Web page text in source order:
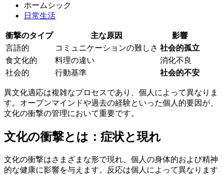
ホームシック
日常生活
衝撃のタイプ 主な原因
影響
言語的
コミュニケーションの難しさ 社会的孤立
食文化的
料理の違い
消化不良
社会的
行動基準 社会的不安
異文化適応は複雑なプロセスであり、個人によって異なりま
す。オープンマインドや過去の経験といった個人的要因が、
文化の衝撃の管理において重要です。
文化の衝撃とは：症状と現れ
文化の衝撃はさまざまな形で現れ、個人の身体的および精神
的な健康に影響を与えます。反応は個人によって異なります